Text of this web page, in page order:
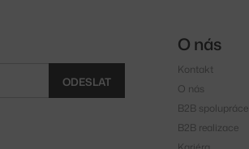
ODESLAT
O nás
Kontakt
O nás
B2B spolupráce
B2B realizace